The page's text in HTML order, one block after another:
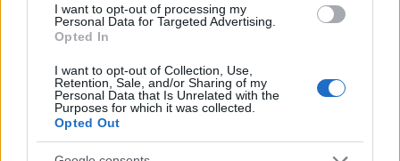
I want to opt-out of processing my
Personal Data for Targeted Advertising.
Opted In
I want to opt-out of Collection, Use,
Retention, Sale, and/or Sharing of my
Personal Data that Is Unrelated with the
Purposes for which it was collected.
Opted Out
mellett élek, főként az ottani kulturális életben vagyok
benne – először ott kezdtem el tapogatózni. Pillanatok
vonni a dologba, akár alkotótársként, mint színészt,
operatőrt, zeneszerzőt vagy producert, akár a
finanszírozást illetően, gondolok itt különböző helyi
intézményekre vagy vállalkozásokra. Ezt tapasztalva
döntöttem úgy, hogy megpróbálom ilyen módon